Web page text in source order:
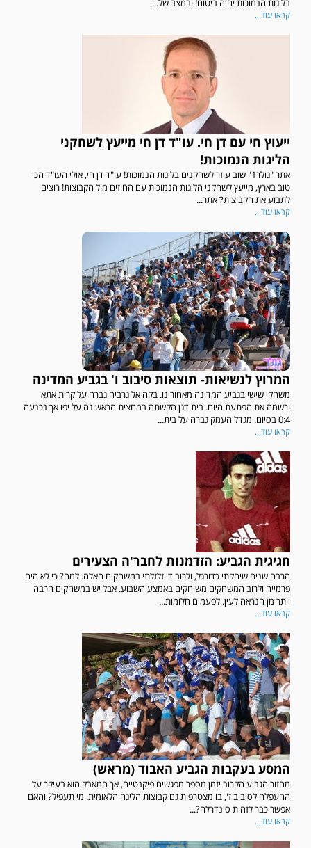
בליגות הנמוכות יהיה ביטוח! ובמצב של...
קראו עוד...
ייעוץ חי עם דן חי. עו"ד דן חי מייעץ לשחקני
הליגות הנמוכות!
אתר "גולר1" שוב עוזר לשחקנים בליגות הנמוכות! עו"ד דן חי, אולי העו"ד הכי
טוב בארץ, מייעץ לשחקני הליגות הנמוכות עם החוזים מול הקבוצות! רוצים
לתבוע את הקבוצות? אתר...
קראו עוד...
המרוץ לנשיאות- תוצאות סיבוב ו' בגביע המדינה
משחקי שישי בגביע המדינה מאחורינו. בקה אל גרביה גברה על קרית אתא
ורשמה את הפתעת היום. בית דגן הקשתה במחצית הראשונה על יפו אך נכנעה
0:4 בסיום. מגדל העמק גברה על בית...
קראו עוד...
חגיגית הגביע: הזדמנות לחבר'ה הצעירים
הרבה שנים שיחקתי כדורגל, ולרוב די זלזלתי במשחקים האלה. למה? כי לא היה
פרמייה ולרוב המשחקים משוחקים באמצע השבוע. אבל יש במשחקים הרבה
יותר מן הנראה לעין. לפעמים חלומות...
קראו עוד...
המסע בעקבות הגביע האבוד (מראש)
מחזור הגביע הקרוב יזמן מספר מפגשים פיקנטיים, אך המאבק הוא בעיקר על
ההעפלה לסיבוב ז', בו מצטרפות גם קבוצות הליגה הלאומית. מי תעפיל? והאם
אפשר כבר לזהות סינדרלה?...
קראו עוד...